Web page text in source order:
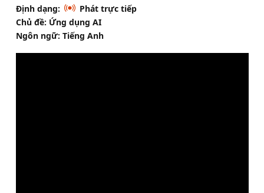
Định dạng:
Phát trực tiếp
Chủ đề: Ứng dụng AI
Ngôn ngữ: Tiếng Anh